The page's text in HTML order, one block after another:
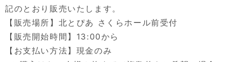
記のとおり販売いたします。
【販売場所】北とぴあ さくらホール前受付
【販売開始時間】13:00から
【お支払い方法】現金のみ